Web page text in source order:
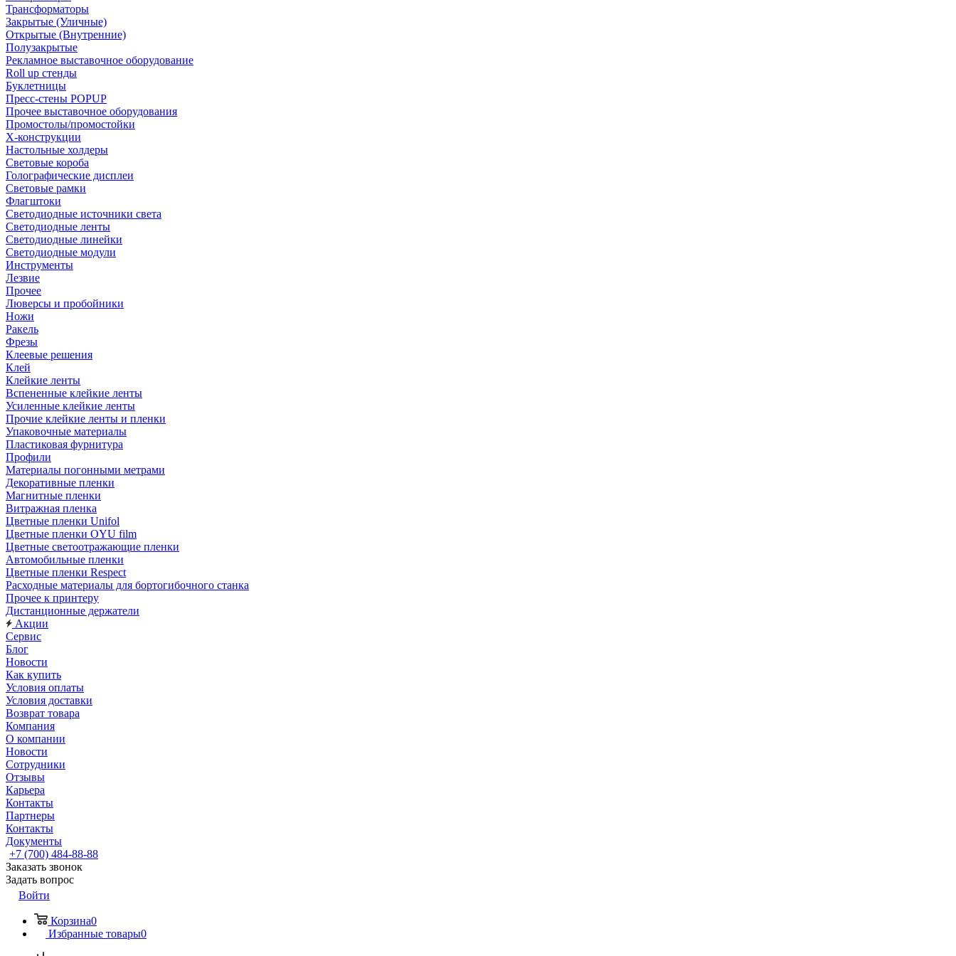
Трансформаторы
Закрытые (Уличные)
Открытые (Внутренние)
Полузакрытые
Рекламное выставочное оборудование
Roll up стенды
Буклетницы
Пресс-стены POPUP
Прочее выставочное оборудования
Промостолы/промостойки
Х-конструкции
Настольные холдеры
Световые короба
Голографические дисплеи
Световые рамки
Флагштоки
Светодиодные источники света
Светодиодные ленты
Светодиодные линейки
Светодиодные модули
Инструменты
Лезвие
Прочее
Люверсы и пробойники
Ножи
Ракель
Фрезы
Клеевые решения
Клей
Клейкие ленты
Вспененные клейкие ленты
Усиленные клейкие ленты
Прочие клейкие ленты и пленки
Упаковочные материалы
Пластиковая фурнитура
Профили
Материалы погонными метрами
Декоративные пленки
Магнитные пленки
Витражная пленка
Цветные пленки Unifol
Цветные пленки OYU film
Цветные светоотражающие пленки
Автомобильные пленки
Цветные пленки Respect
Расходные материалы для бортогибочного станка
Прочее к принтеру
Дистанционные держатели
Акции
Сервис
Блог
Новости
Как купить
Условия оплаты
Условия доставки
Возврат товара
Компания
О компании
Новости
Сотрудники
Отзывы
Карьера
Контакты
Партнеры
Контакты
Документы
+7 (700) 484-88-88
Заказать звонок
Задать вопрос
Войти
Корзина0
Избранные товары0